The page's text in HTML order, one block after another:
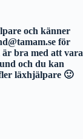
och känner
för
är bra med att vara
och du kan
läxhjälpare 🙂